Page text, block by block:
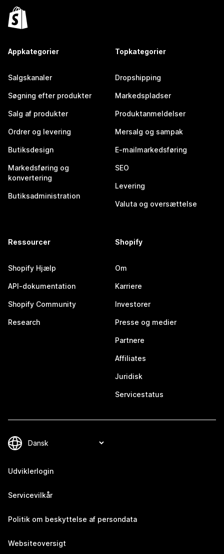
Appkategorier
Salgskanaler
Søgning efter produkter
Salg af produkter
Ordrer og levering
Butiksdesign
Markedsføring og
konvertering
Butiksadministration
Topkategorier
Dropshipping
Markedspladser
Produktanmeldelser
Mersalg og sampak
E-mailmarkedsføring
SEO
Levering
Valuta og oversættelse
Ressourcer
Shopify Hjælp
API-dokumentation
Shopify Community
Research
Shopify
Om
Karriere
Investorer
Presse og medier
Partnere
Affiliates
Juridisk
Servicestatus
Udviklerlogin
Servicevilkår
Politik om beskyttelse af persondata
Websiteoversigt